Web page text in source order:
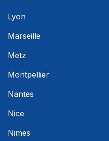
Lyon
Marseille
Metz
Montpellier
Nantes
Nice
Nimes